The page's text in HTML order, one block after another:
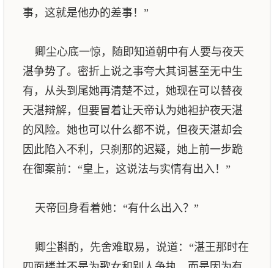
事，这就是他办的差事！”
卿尘心底一惊，随即知道朝中有人要与夜天
湛争势了。密折上说之事夸大其词甚至无中生
有，从头到尾她再清楚不过，她现在可以替夜
天湛辩解，但要冒着让天帝认为她袒护夜天湛
的风险。她也可以什么都不说，但夜天湛却会
因此陷入不利，只刹那的迟疑，她上前一步跪
在御案前：“皇上，这说法与实情有出入！”
天帝回身看着她：“有什么出入？”
卿尘斟酌，先舍难取易，说道：“湛王那时在